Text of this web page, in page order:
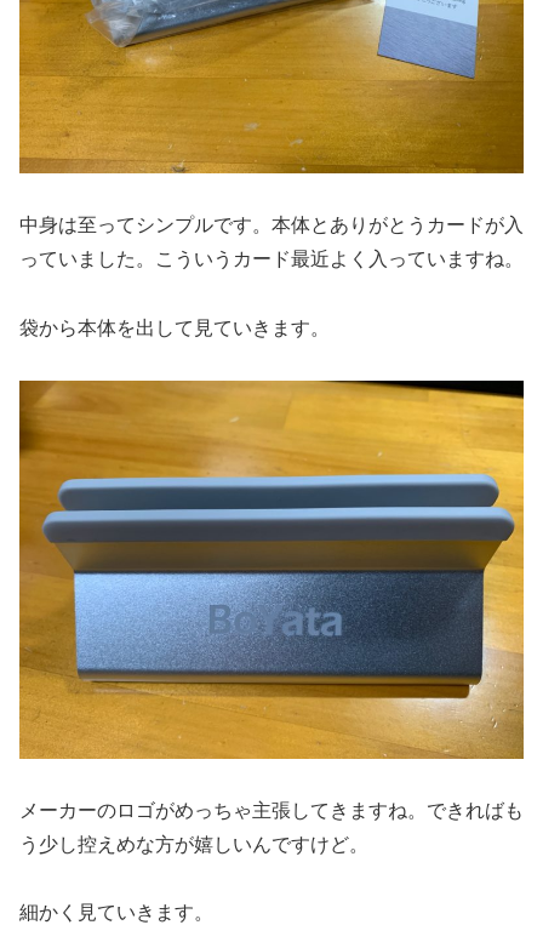
中身は至ってシンプルです。本体とありがとうカードが入
っていました。こういうカード最近よく入っていますね。
袋から本体を出して見ていきます。
メーカーのロゴがめっちゃ主張してきますね。できればも
う少し控えめな方が嬉しいんですけど。
細かく見ていきます。